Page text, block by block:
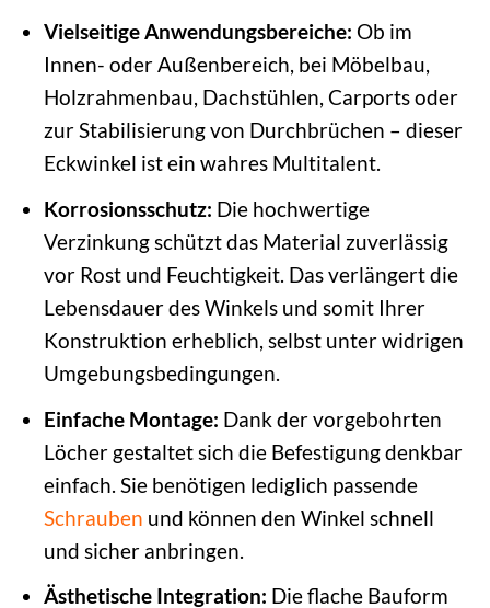
Vielseitige Anwendungsbereiche: Ob im
Innen- oder Außenbereich, bei Möbelbau,
Holzrahmenbau, Dachstühlen, Carports oder
zur Stabilisierung von Durchbrüchen – dieser
Eckwinkel ist ein wahres Multitalent.
Korrosionsschutz: Die hochwertige
Verzinkung schützt das Material zuverlässig
vor Rost und Feuchtigkeit. Das verlängert die
Lebensdauer des Winkels und somit Ihrer
Konstruktion erheblich, selbst unter widrigen
Umgebungsbedingungen.
Einfache Montage: Dank der vorgebohrten
Löcher gestaltet sich die Befestigung denkbar
einfach. Sie benötigen lediglich passende
Schrauben und können den Winkel schnell
und sicher anbringen.
Ästhetische Integration: Die flache Bauform